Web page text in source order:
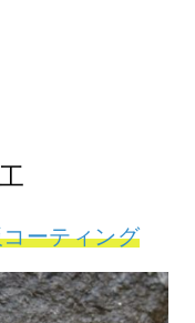
ーティング